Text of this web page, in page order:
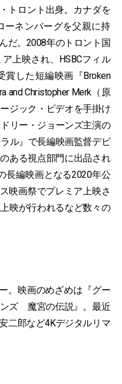
トロント出身。カナダを
ーネンバーグを父親に持
だ。2008年のトロント国
上映され、HSBCフィル
賞した短編映画『Broken
and Christopher Merk（原
ジック・ビデオを手掛け
リー・ジョーンズ主演の
ル』で長編映画監督デビ
ある視点部門に出品され
長編映画となる2020年公
映画祭でプレミア上映さ
映が行われるなど数々の
。映画のめざめは『グー
ズ 魔宮の伝説』。最近
二郎など4Kデジタルリマ